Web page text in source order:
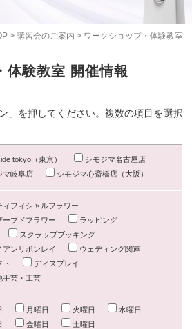
> 講習会のご案内 > ワークショップ・体験教室
体験教室 開催情報
」を押してください。複数の項目を選択
tokyo（東京）
シモジマ名古屋店
マ岐阜店
シモジマ心斎橋店（大阪）
ィフィシャルフラワー
ーブドフラワー
ラッピング
スクラップブッキング
アンリボンレイ
ウェディング関連
ト
ディスプレイ
手芸・工芸
月曜日 火曜日
水曜日
金曜日 土曜日